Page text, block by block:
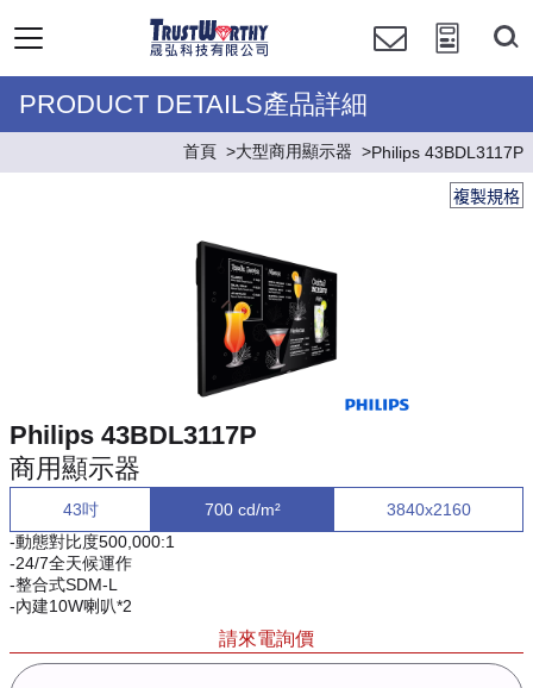
PRODUCT DETAILS產品詳細
首頁 大型商用顯示器 Philips 43BDL3117P
複製規格
Philips 43BDL3117P
商用顯示器
43吋 700 cd/m²
3840x2160
-動態對比度500,000:1
-24/7全天候運作
-整合式SDM-L
-內建10W喇叭*2
請來電詢價